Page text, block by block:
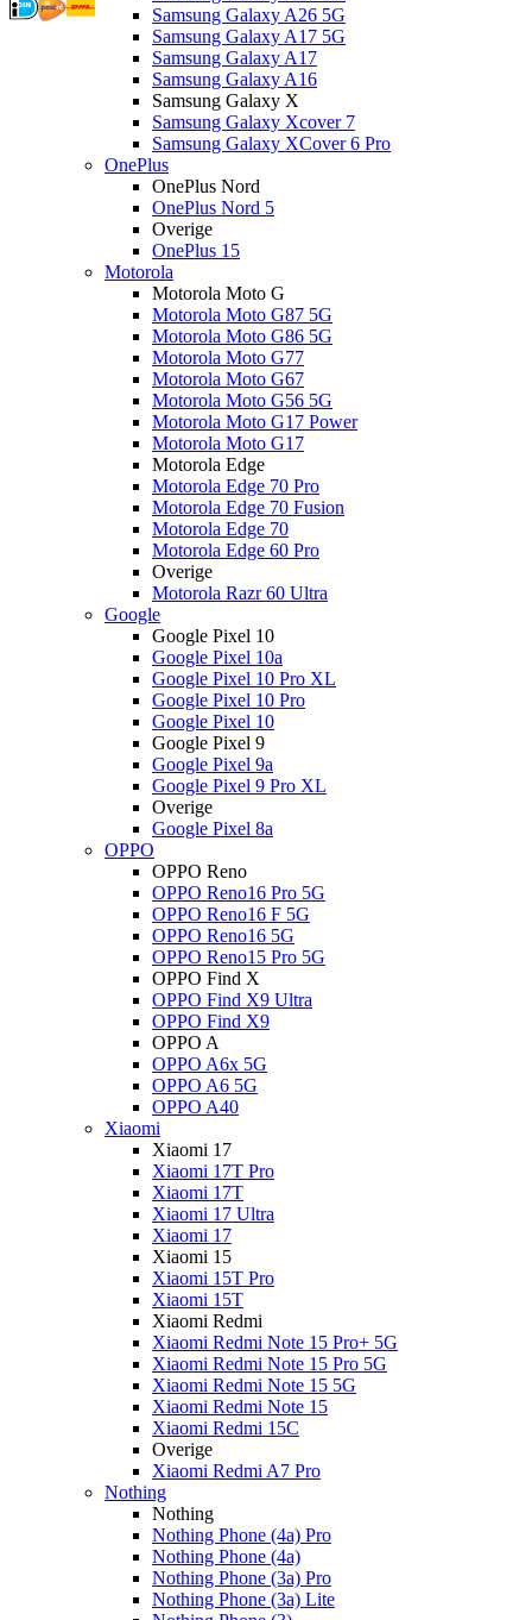
Samsung Galaxy A26 5G
Samsung Galaxy A17 5G
Samsung Galaxy A17
Samsung Galaxy A16
Samsung Galaxy X
Samsung Galaxy Xcover 7
Samsung Galaxy XCover 6 Pro
OnePlus
OnePlus Nord
OnePlus Nord 5
Overige
OnePlus 15
Motorola
Motorola Moto G
Motorola Moto G87 5G
Motorola Moto G86 5G
Motorola Moto G77
Motorola Moto G67
Motorola Moto G56 5G
Motorola Moto G17 Power
Motorola Moto G17
Motorola Edge
Motorola Edge 70 Pro
Motorola Edge 70 Fusion
Motorola Edge 70
Motorola Edge 60 Pro
Overige
Motorola Razr 60 Ultra
Google
Google Pixel 10
Google Pixel 10a
Google Pixel 10 Pro XL
Google Pixel 10 Pro
Google Pixel 10
Google Pixel 9
Google Pixel 9a
Google Pixel 9 Pro XL
Overige
Google Pixel 8a
OPPO
OPPO Reno
OPPO Reno16 Pro 5G
OPPO Reno16 F 5G
OPPO Reno16 5G
OPPO Reno15 Pro 5G
OPPO Find X
OPPO Find X9 Ultra
OPPO Find X9
OPPO A
OPPO A6x 5G
OPPO A6 5G
OPPO A40
Xiaomi
Xiaomi 17
Xiaomi 17T Pro
Xiaomi 17T
Xiaomi 17 Ultra
Xiaomi 17
Xiaomi 15
Xiaomi 15T Pro
Xiaomi 15T
Xiaomi Redmi
Xiaomi Redmi Note 15 Pro+ 5G
Xiaomi Redmi Note 15 Pro 5G
Xiaomi Redmi Note 15 5G
Xiaomi Redmi Note 15
Xiaomi Redmi 15C
Overige
Xiaomi Redmi A7 Pro
Nothing
Nothing
Nothing Phone (4a) Pro
Nothing Phone (4a)
Nothing Phone (3a) Pro
Nothing Phone (3a) Lite